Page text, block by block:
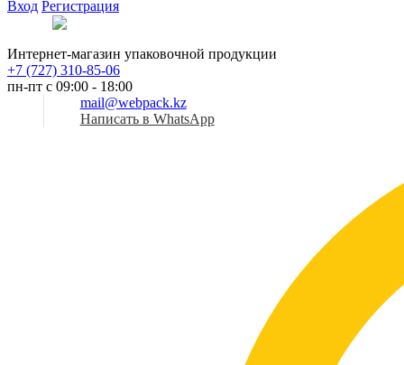
Вход Регистрация
Интернет-магазин упаковочной продукции
+7 (727) 310-85-06
пн-пт с 09:00 - 18:00
mail@webpack.kz
Написать в WhatsApp